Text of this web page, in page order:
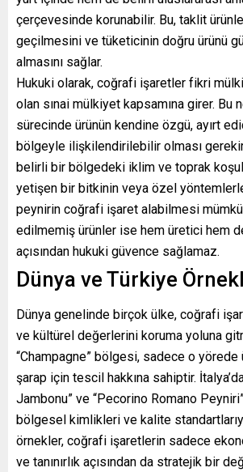
çerçevesinde korunabilir. Bu, taklit
geçilmesini ve tüketicinin doğru ürünü
almasını sağlar.
Hukuki olarak, coğrafi işaretler fikri
olan sınai mülkiyet kapsamına girer. Bu
sürecinde ürünün kendine özgü, ayırt
bölgeyle ilişkilendirilebilir olması
belirli bir bölgedeki iklim ve toprak
yetişen bir bitkinin veya özel
peynirin coğrafi işaret alabilmesi
edilmemiş ürünler ise hem üretici hem
açısından hukuki güvence sağlamaz.
Dünya ve Türkiye
Dünya genelinde birçok ülke, coğrafi
ve kültürel değerlerini koruma yoluna
“Champagne” bölgesi, sadece o
şarap için tescil hakkına sahiptir.
Jambonu” ve “Pecorino Romano
bölgesel kimlikleri ve kalite
örnekler, coğrafi işaretlerin sadece
ve tanınırlık açısından da stratejik bir